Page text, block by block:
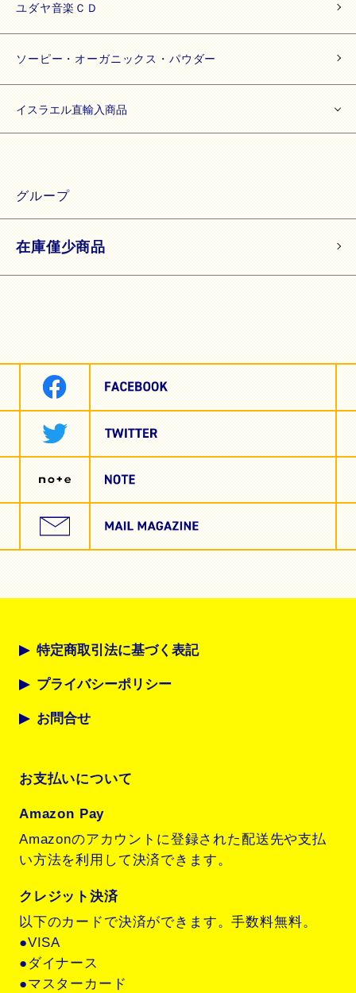
ユダヤ音楽ＣＤ
ソーピー・オーガニックス・パウダー
イスラエル直輸入商品
グループ
在庫僅少商品
特定商取引法に基づく表記
プライバシーポリシー
お問合せ
お支払いについて
Amazon Pay
Amazonのアカウントに登録された配送先や支払
い方法を利用して決済できます。
クレジット決済
以下のカードで決済ができます。手数料無料。
●VISA
●ダイナース
●マスターカード